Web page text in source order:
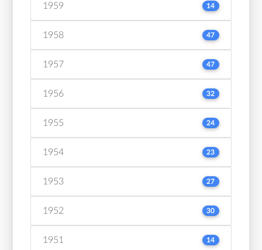
1959 14
1958 47
1957 47
1956 32
1955 24
1954 23
1953 27
1952 30
1951 14